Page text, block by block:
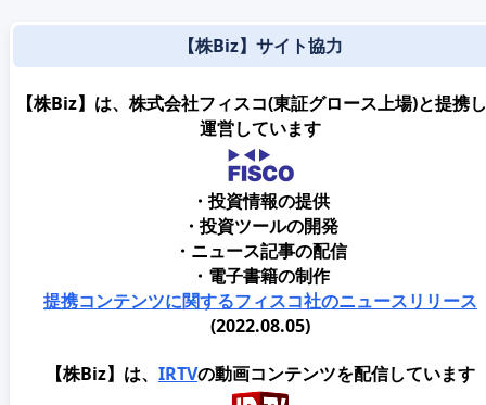
【株Biz】サイト協力
【株Biz】は、株式会社フィスコ(東証グロース上場)と提携
運営しています
・投資情報の提供
・投資ツールの開発
・ニュース記事の配信
・電子書籍の制作
提携コンテンツに関するフィスコ社のニュースリリース
(2022.08.05)
【株Biz】は、 IRTVの動画コンテンツを配信しています